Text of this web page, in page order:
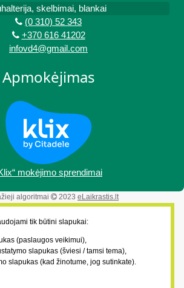
skelbimai, blankai
(0 310) 52 343
+370 616 41202
infovd4@gmail.com
Apmokėjimas
mokėjimo sprendimai
algoritmai 2023 eLaikrastis.lt
tik būtini slapukai:
(paslaugos veikimui),
slapukas (šviesi / tamsi tema),
slapukas (kad žinotume, jog sutinkate).